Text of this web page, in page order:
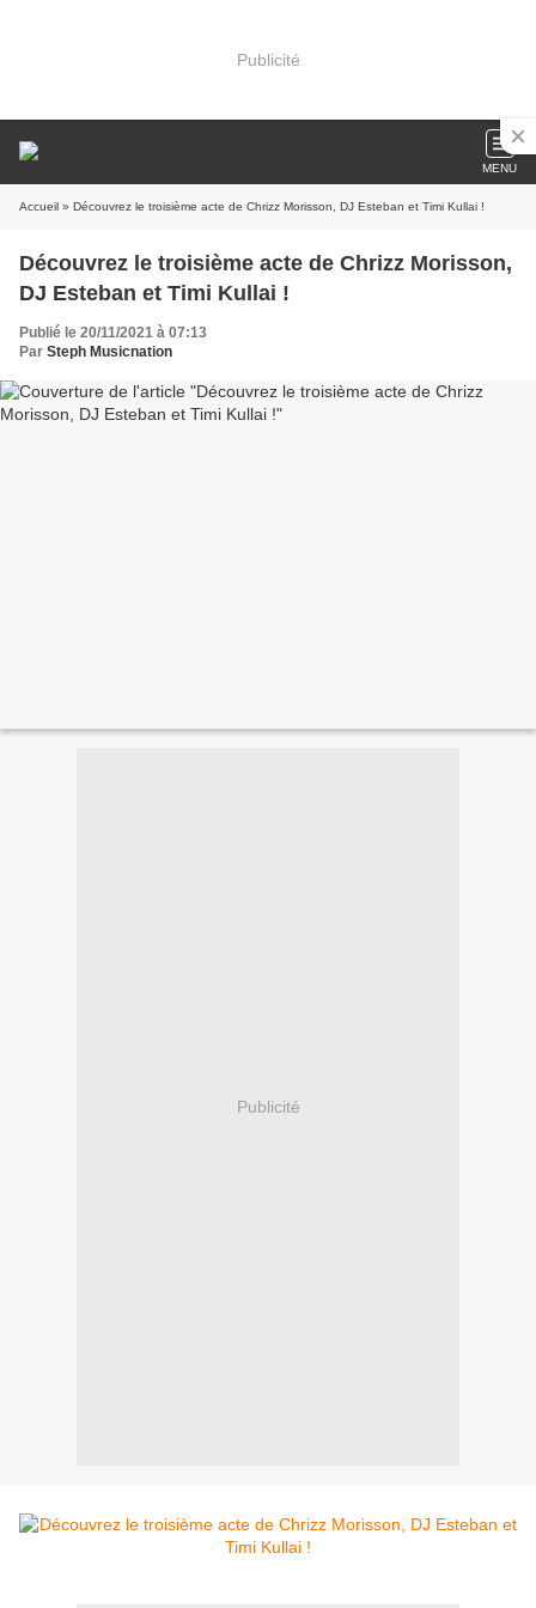
Publicité
MENU
Accueil » Découvrez le troisième acte de Chrizz Morisson, DJ Esteban et Timi Kullai !
Découvrez le troisième acte de Chrizz Morisson,
DJ Esteban et Timi Kullai !
Publié le 20/11/2021 à 07:13
Par Steph Musicnation
Publicité